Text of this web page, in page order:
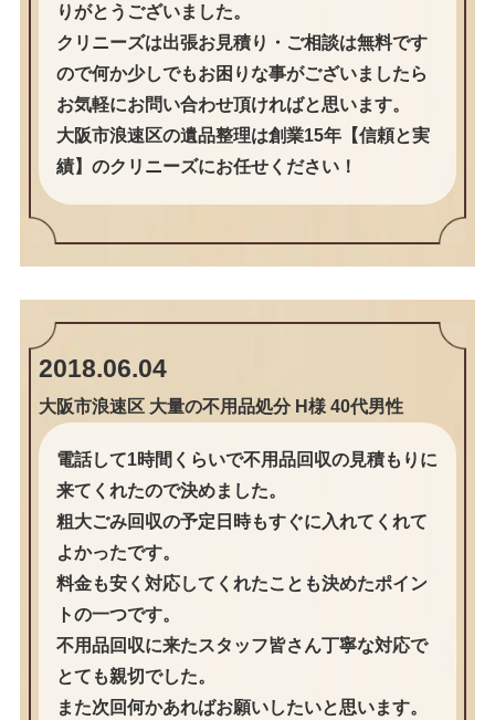
りがとうございました。
クリニーズは出張お見積り・ご相談は無料です
ので何か少しでもお困りな事がございましたら
お気軽にお問い合わせ頂ければと思います。
大阪市浪速区の遺品整理は創業15年【信頼と実
績】のクリニーズにお任せください！
2018.06.04
大阪市浪速区 大量の不用品処分 H様 40代男性
電話して1時間くらいで不用品回収の見積もりに
来てくれたので決めました。
粗大ごみ回収の予定日時もすぐに入れてくれて
よかったです。
料金も安く対応してくれたことも決めたポイン
トの一つです。
不用品回収に来たスタッフ皆さん丁寧な対応で
とても親切でした。
また次回何かあればお願いしたいと思います。